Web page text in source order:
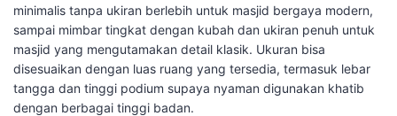
minimalis tanpa ukiran berlebih untuk masjid bergaya modern,
sampai mimbar tingkat dengan kubah dan ukiran penuh untuk
masjid yang mengutamakan detail klasik. Ukuran bisa
disesuaikan dengan luas ruang yang tersedia, termasuk lebar
tangga dan tinggi podium supaya nyaman digunakan khatib
dengan berbagai tinggi badan.